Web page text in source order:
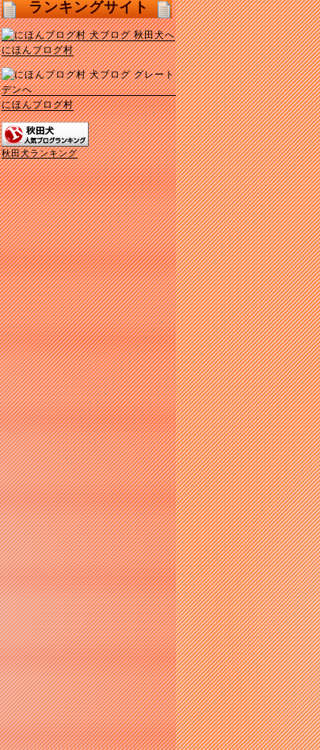
ランキングサイト
にほんブログ村
にほんブログ村
秋田犬ランキング